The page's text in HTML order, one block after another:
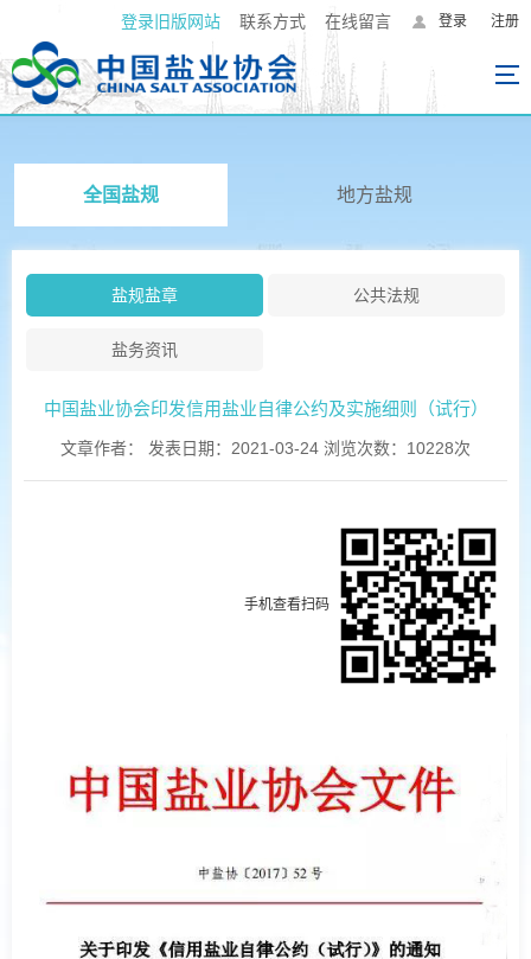
登录旧版网站 联系方式 在线留言 登录 注册
全国盐规 地方盐规
盐规盐章 公共法规
盐务资讯
中国盐业协会印发信用盐业自律公约及实施细则（试行）
文章作者： 发表日期：2021-03-24 浏览次数：10228次
手机查看扫码